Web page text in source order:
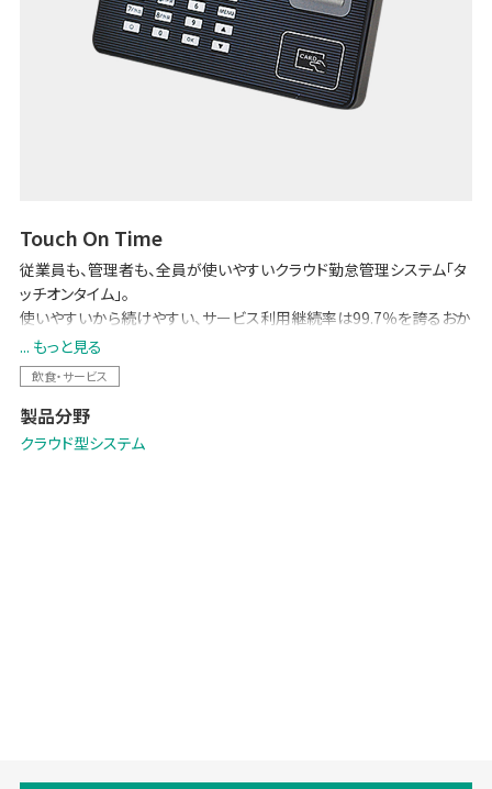
Touch On Time
従業員も、管理者も、全員が使いやすいクラウド勤怠管理システム「タ
ッチオンタイム」。
使いやすいから続けやすい、サービス利用継続率は99.7％を誇るおか
げさまで市場シェアNo.1の勤怠管理システムです。
ブランドWebサイト:
ッチオンタイム）」
... もっと見る
飲食・サービス
製品分野
クラウド型システム